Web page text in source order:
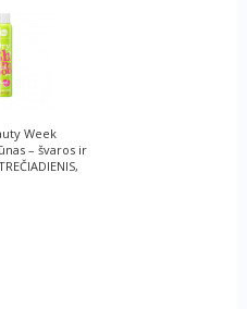
Week
– švaros ir